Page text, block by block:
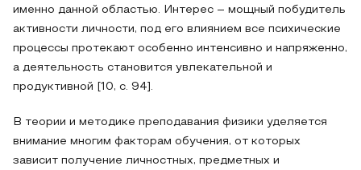
именно данной областью. Интерес – мощный побудитель
активности личности, под его влиянием все психические
процессы протекают особенно интенсивно и напряженно,
а деятельность становится увлекательной и
продуктивной [10, с. 94].
В теории и методике преподавания физики уделяется
внимание многим факторам обучения, от которых
зависит получение личностных, предметных и